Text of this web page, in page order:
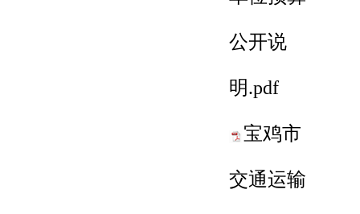
公开说
明.pdf
宝鸡市
交通运输